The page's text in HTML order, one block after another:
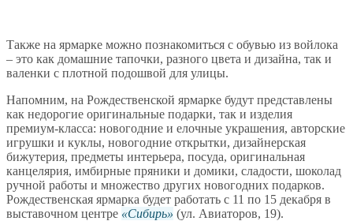
Также на ярмарке можно познакомиться с обувью из войлока
– это как домашние тапочки, разного цвета и дизайна, так и
валенки с плотной подошвой для улицы.
Напомним, на Рождественской ярмарке будут представлены
как недорогие оригинальные подарки, так и изделия
премиум-класса: новогодние и елочные украшения, авторские
игрушки и куклы, новогодние открытки, дизайнерская
бижутерия, предметы интерьера, посуда, оригинальная
канцелярия, имбирные пряники и домики, сладости, шоколад
ручной работы и множество других новогодних подарков.
Рождественская ярмарка будет работать с 11 по 15 декабря в
выставочном центре
Сибирь
(ул. Авиаторов, 19).